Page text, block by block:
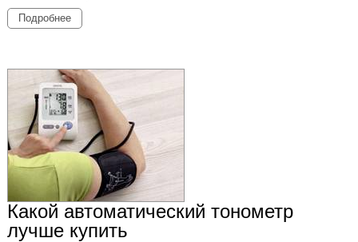
Подробнее
Какой автоматический тонометр
лучше купить